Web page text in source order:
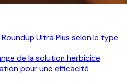
Ultra Plus selon le type
de la solution herbicide
pour une efficacité